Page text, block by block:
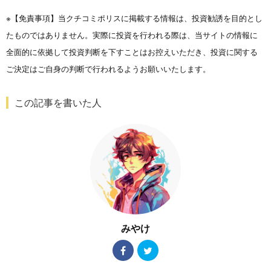
※【免責事項】当クチコミポリスに掲載する情報は、投資勧誘を目的とし
たものではありません。実際に投資を行われる際は、当サイトの情報に
全面的に依拠して投資判断を下すことはお控えいただき、投資に関する
ご決定はご自身の判断で行われるようお願いいたします。
この記事を書いた人
みやけ